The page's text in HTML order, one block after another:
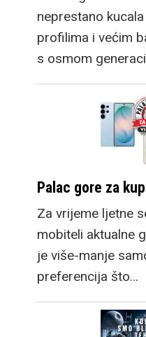
neprestano
profilima i većim
s osmom
Palac gore za
Za vrijeme ljetne
mobiteli aktualne
je više-manje
preferencija što…